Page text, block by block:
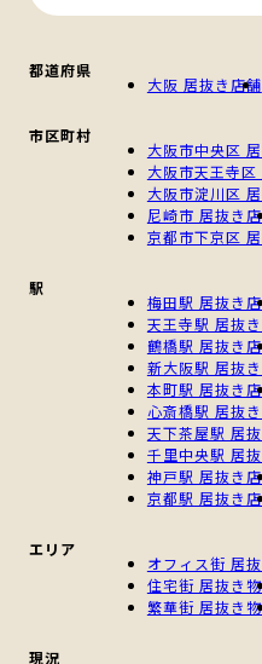
都道府県
大阪 居抜き店舗
市区町村
大阪市中央区
大阪市天王寺区
大阪市淀川区
尼崎市 居抜き
京都市下京区
駅
梅田駅 居抜き
天王寺駅 居抜
鶴橋駅 居抜き
新大阪駅 居抜
本町駅 居抜き
心斎橋駅 居抜
天下茶屋駅 居
千里中央駅 居
神戸駅 居抜き
京都駅 居抜き
エリア
オフィス街 居
住宅街 居抜き
繁華街 居抜き
現況